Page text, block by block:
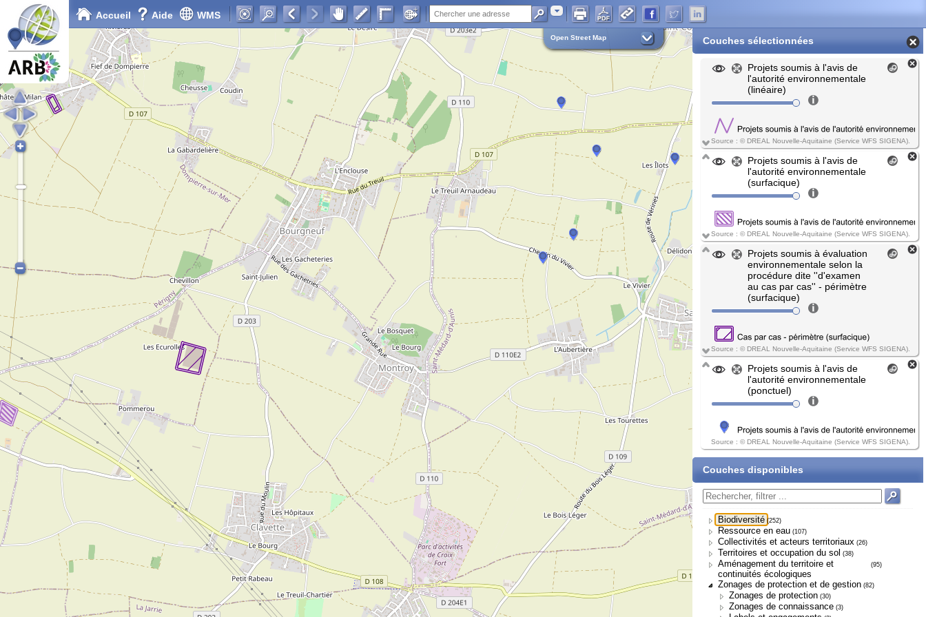
Accueil Aide WMS Adresse
Open Street Map Couches sélectionnées
Projets soumis à l'avis de
l'autorité environnementale
(linéaire)
Source : © DREAL Nouvelle-Aquitaine (Service WFS SIGENA).
Projets soumis à l'avis de
l'autorité environnementale
(surfacique)
Source : © DREAL Nouvelle-Aquitaine (Service WFS SIGENA).
Projets soumis à évaluation
environnementale selon la
procédure dite ''d'examen
au cas par cas'' - périmètre
(surfacique)
Source : © DREAL Nouvelle-Aquitaine (Service WFS SIGENA).
Projets soumis à l'avis de
l'autorité environnementale
(ponctuel)
Source : © DREAL Nouvelle-Aquitaine (Service WFS SIGENA).
Couches disponibles
Biodiversité (252)
Ressource en eau (107)
Collectivités et acteurs territoriaux (26)
Territoires et occupation du sol (38)
Aménagement du territoire et
continuités écologiques
(95)
Zonages de protection et de gestion (82)
Zonages de protection (30)
Zonages de connaissance (3)